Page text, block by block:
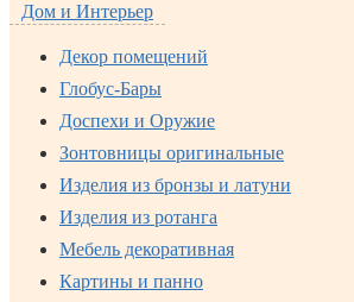
Дом и Интерьер
Декор помещений
Глобус-Бары
Доспехи и Оружие
Зонтовницы оригинальные
Изделия из бронзы и латуни
Изделия из ротанга
Мебель декоративная
Картины и панно